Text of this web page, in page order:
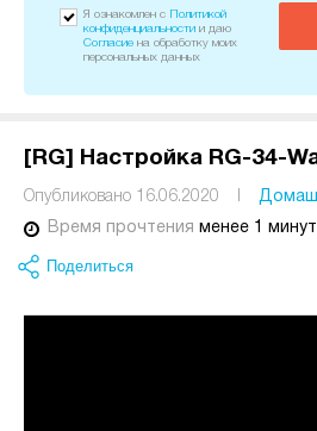
Я ознакомлен с
Политикой
конфиденциальности и даю
Согласие на обработку моих
персональных данных
[RG] Настройка RG-34-
Опубликовано 16.06.2020
Время прочтения менее 1
Поделиться